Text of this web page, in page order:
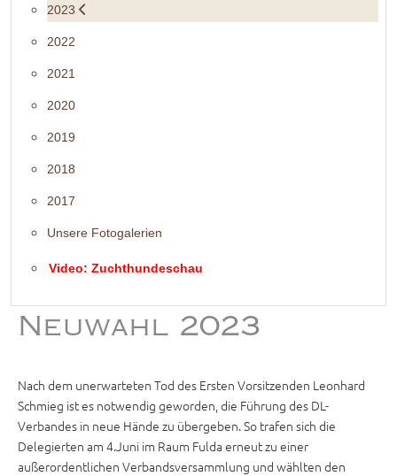
2023
2022
2021
2020
2019
2018
2017
Unsere Fotogalerien
Video: Zuchthundeschau
Neuwahl 2023
Nach dem unerwarteten Tod des Ersten Vorsitzenden Leonhard
Schmieg ist es notwendig geworden, die Führung des DL-
Verbandes in neue Hände zu übergeben. So trafen sich die
Delegierten am 4.Juni im Raum Fulda erneut zu einer
außerordentlichen Verbandsversammlung und wählten den